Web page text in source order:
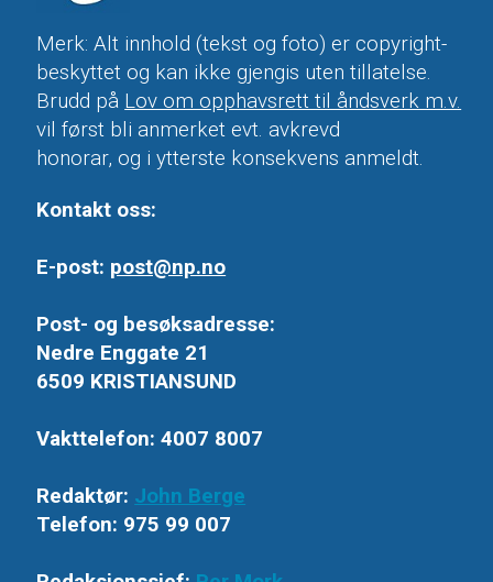
Merk: Alt innhold (tekst og foto) er copyright-
beskyttet og kan ikke gjengis uten tillatelse.
Brudd på Lov om opphavsrett til åndsverk m.v.
vil først bli anmerket evt. avkrevd
honorar, og i ytterste konsekvens anmeldt.
Kontakt oss:
E-post: post@np.no
Post- og besøksadresse:
Nedre Enggate 21
6509 KRISTIANSUND
Vakttelefon: 4007 8007
Redaktør: John Berge
Telefon: 975 99 007